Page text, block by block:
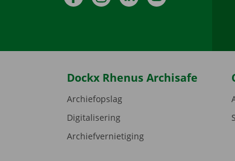
Dockx Rhenus Archisafe
Archiefopslag
Digitalisering
Archiefvernietiging